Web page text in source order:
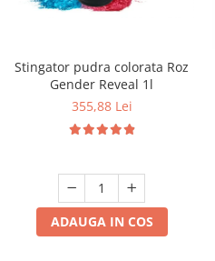
Stingator pudra colorata Roz
Gender Reveal 1l
355,88 Lei
ADAUGA IN COS